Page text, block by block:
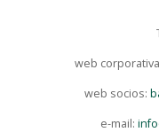
web
web socios:
e-mail: